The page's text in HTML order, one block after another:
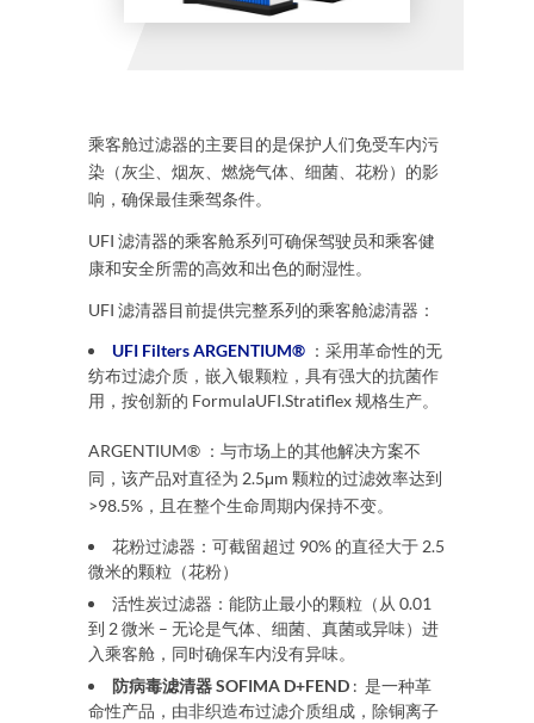
乘客舱过滤器的主要目的是保护人们免受车内污
染（灰尘、烟灰、燃烧气体、细菌、花粉）的影
响，确保最佳乘驾条件。
UFI 滤清器的乘客舱系列可确保驾驶员和乘客健
康和安全所需的高效和出色的耐湿性。
UFI 滤清器目前提供完整系列的乘客舱滤清器：
UFI Filters ARGENTIUM® ： 采用革命性的无
纺布过滤介质，嵌入银颗粒，具有强大的抗菌作
用，按创新的 FormulaUFI.Stratiflex规格生产。
ARGENTIUM® ：与市场上的其他解决方案不
同，该产品对直径为 2.5μm 颗粒的过滤效率达到
>98.5%，且在整个生命周期内保持不变。
花粉过滤器 ：可截留超过 90% 的直径大于 2.5
微米的颗粒（花粉）
活性炭过滤器： 能防止最小的颗粒（从 0.01
到 2 微米 – 无论是气体、细菌、真菌或异味）进
入乘客舱，同时确保车内没有异味。
防病毒滤清器 SOFIMA D+FEND : 是一种革
命性产品，由非织造布过滤介质组成，除铜离子